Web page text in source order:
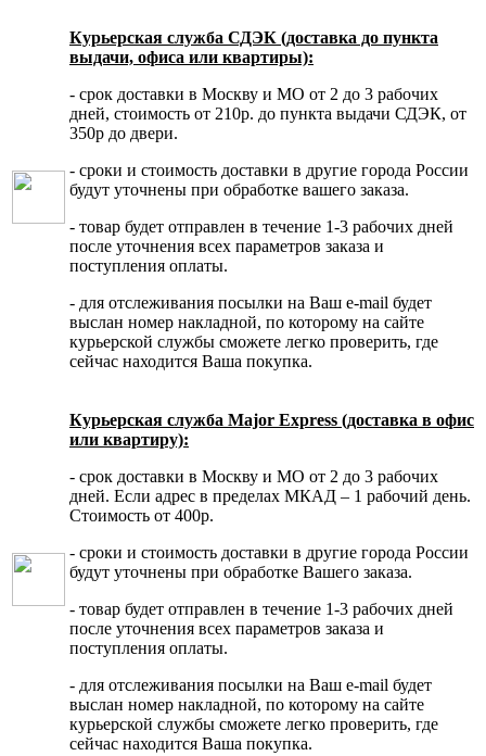
Курьерская служба СДЭК (доставка до пункта
выдачи, офиса или квартиры):
- срок доставки в Москву и МО от 2 до 3 рабочих
дней, стоимость от 210р. до пункта выдачи СДЭК, от
350р до двери.
- сроки и стоимость доставки в другие города России
будут уточнены при обработке вашего заказа.
- товар будет отправлен в течение 1-3 рабочих дней
после уточнения всех параметров заказа и
поступления оплаты.
- для отслеживания посылки на Ваш e-mail будет
выслан номер накладной, по которому на сайте
курьерской службы сможете легко проверить, где
сейчас находится Ваша покупка.
Курьерская служба Major Express (доставка в офис
или квартиру):
- срок доставки в Москву и МО от 2 до 3 рабочих
дней. Если адрес в пределах МКАД – 1 рабочий день.
Стоимость от 400р.
- сроки и стоимость доставки в другие города России
будут уточнены при обработке Вашего заказа.
- товар будет отправлен в течение 1-3 рабочих дней
после уточнения всех параметров заказа и
поступления оплаты.
- для отслеживания посылки на Ваш e-mail будет
выслан номер накладной, по которому на сайте
курьерской службы сможете легко проверить, где
сейчас находится Ваша покупка.